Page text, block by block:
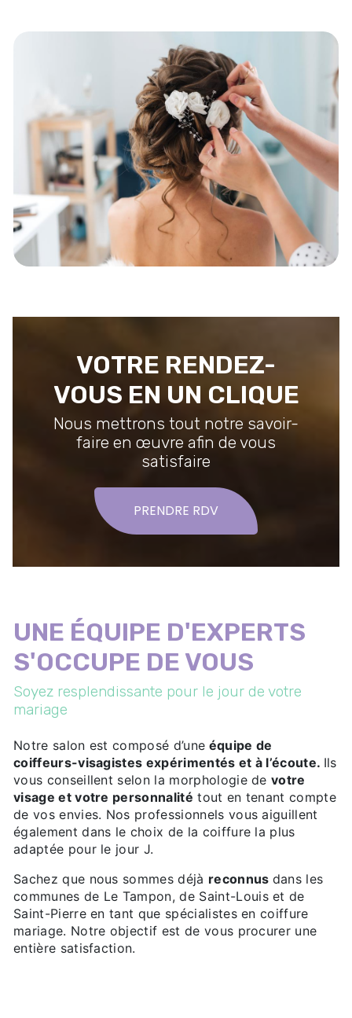
VOTRE RENDEZ-
VOUS EN UN CLIQUE
Nous mettrons tout notre savoir-
faire en œuvre afin de vous
satisfaire
PRENDRE RDV
UNE ÉQUIPE D'EXPERTS
S'OCCUPE DE VOUS
Soyez resplendissante pour le jour de votre
mariage
Notre salon est composé d’une équipe de
coiffeurs-visagistes expérimentés et à l’écoute. Ils
vous conseillent selon la morphologie devotre
visage et votre personnalité tout en tenant compte
de vos envies. Nos professionnels vous aiguillent
également dans le choix de la coiffure la plus
adaptée pour le jour J.
Sachez que nous sommes déjà reconnus dans les
communes de Le Tampon, de Saint-Louis et de
Saint-Pierre en tant que spécialistes en coiffure
mariage. Notre objectif est de vous procurer une
entière satisfaction.